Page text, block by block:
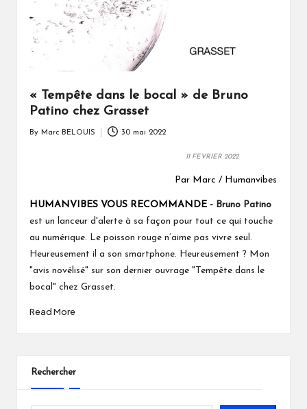
« Tempête dans le bocal » de Bruno
Patino chez Grasset
By Marc BELOUIS 30 mai 2022
11FEVRIER 2022
Par Marc / Humanvibes
HUMANVIBES VOUS RECOMMANDE - Bruno Patino
est un lanceur d'alerte à sa façon pour tout ce qui touche
au numérique.
Le poisson rouge n’aime pas vivre seul.
Heureusement il a son smartphone. Heureusement ? Mon
"avis novélisé" sur son dernier ouvrage "Tempête dans le
bocal" chez Grasset.
Read More
Rechercher